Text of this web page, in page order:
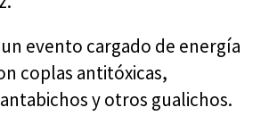
evento cargado de energía
coplas antitóxicas,
y otros gualichos.